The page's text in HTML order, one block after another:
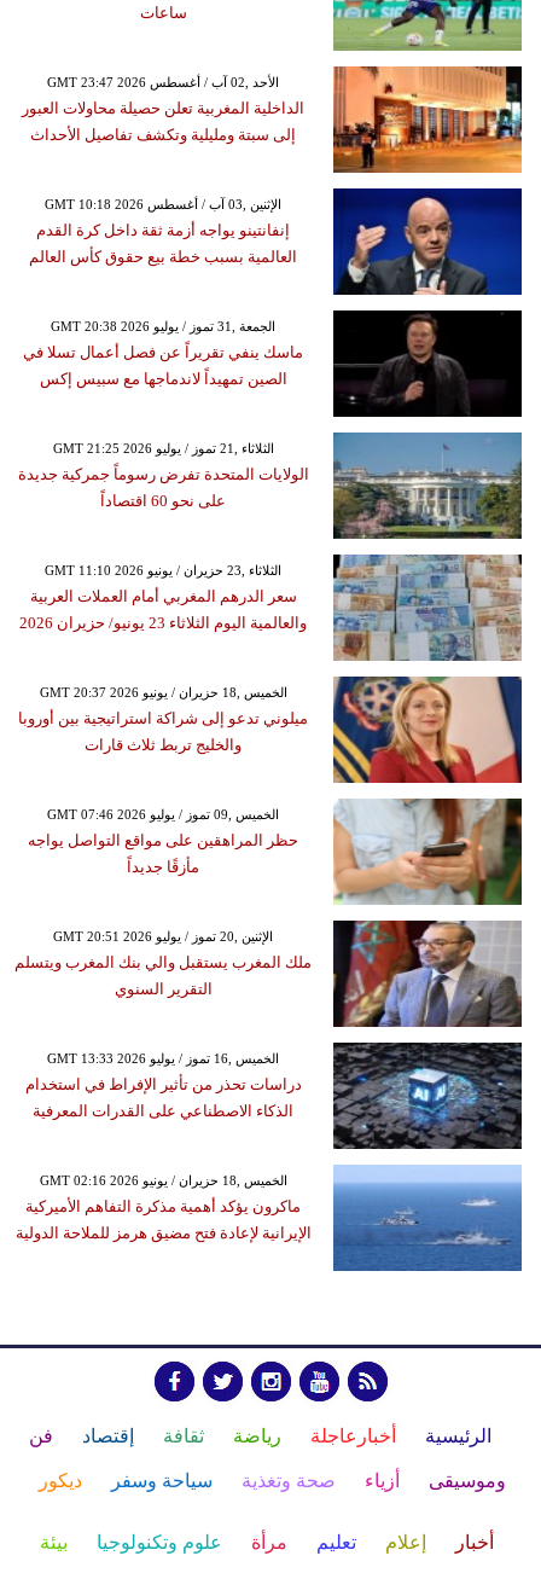
ساعات
GMT 23:47 2026 الأحد ,02 آب / أغسطس
الداخلية المغربية تعلن حصيلة محاولات العبور
إلى سبتة ومليلية وتكشف تفاصيل الأحداث
GMT 10:18 2026 الإثنين ,03 آب / أغسطس
إنفانتينو يواجه أزمة ثقة داخل كرة القدم
العالمية بسبب خطة بيع حقوق كأس العالم
GMT 20:38 2026 الجمعة ,31 تموز / يوليو
ماسك ينفي تقريراً عن فصل أعمال تسلا في
الصين تمهيداً لاندماجها مع سبيس إكس
GMT 21:25 2026 الثلاثاء ,21 تموز / يوليو
الولايات المتحدة تفرض رسوماً جمركية جديدة
على نحو 60 اقتصاداً
GMT 11:10 2026 الثلاثاء ,23 حزيران / يونيو
سعر الدرهم المغربي أمام العملات العربية
والعالمية اليوم الثلاثاء 23 يونيو/ حزيران 2026
GMT 20:37 2026 الخميس ,18 حزيران / يونيو
ميلوني تدعو إلى شراكة استراتيجية بين أوروبا
والخليج تربط ثلاث قارات
GMT 07:46 2026 الخميس ,09 تموز / يوليو
حظر المراهقين على مواقع التواصل يواجه
مأزقًا جديداً
GMT 20:51 2026 الإثنين ,20 تموز / يوليو
ملك المغرب يستقبل والي بنك المغرب ويتسلم
التقرير السنوي
GMT 13:33 2026 الخميس ,16 تموز / يوليو
دراسات تحذر من تأثير الإفراط في استخدام
الذكاء الاصطناعي على القدرات المعرفية
GMT 02:16 2026 الخميس ,18 حزيران / يونيو
ماكرون يؤكد أهمية مذكرة التفاهم الأميركية
الإيرانية لإعادة فتح مضيق هرمز للملاحة الدولية
الرئيسية أخبارعاجلة رياضة ثقافة إقتصاد فن
وموسيقى أزياء صحة وتغذية سياحة وسفر ديكور
أخبار إعلام تعليم مرأة علوم وتكنولوجيا بيئة